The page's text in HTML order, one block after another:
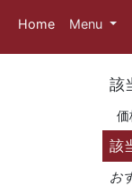
Home Menu
該
価
該
お